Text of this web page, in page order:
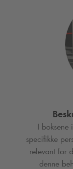
I boksene
specifikke
relevant for
denne